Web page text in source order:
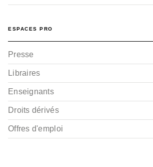
ESPACES PRO
Presse
Libraires
Enseignants
Droits dérivés
Offres d'emploi